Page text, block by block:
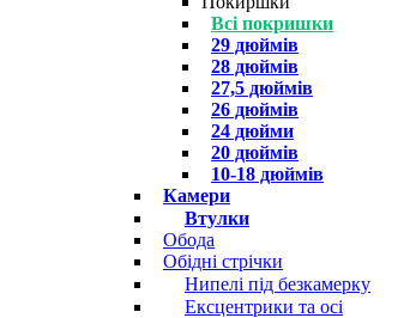
Всі покришки
29 дюймів
28 дюймів
27,5 дюймів
26 дюймів
24 дюйми
20 дюймів
10-18 дюймів
Камери
Втулки
Обода
Обідні стрічки
Нипелі під безкамерку
Ексцентрики та осі